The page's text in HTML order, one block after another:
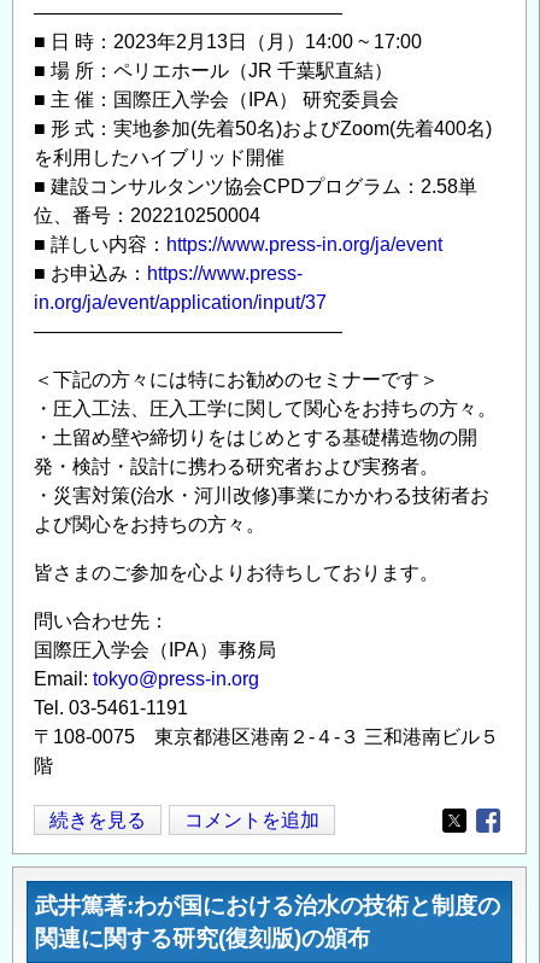
開
催）
の
————————————————
■ 日 時：2023年2月13日（月）14:00 ~ 17:00
■ 場 所：ペリエホール（JR 千葉駅直結）
■ 主 催：国際圧入学会（IPA） 研究委員会
■ 形 式：実地参加(先着50名)およびZoom(先着400名)
を利用したハイブリッド開催
■ 建設コンサルタンツ協会CPDプログラム：2.58単
位、番号：202210250004
■ 詳しい内容： https://www.press-in.org/ja/event
■ お申込み： https://www.press-
in.org/ja/event/application/input/37
————————————————
＜下記の方々には特にお勧めのセミナーです＞
・圧入工法、圧入工学に関して関心をお持ちの方々。
・土留め壁や締切りをはじめとする基礎構造物の開
発・検討・設計に携わる研究者および実務者。
・災害対策(治水・河川改修)事業にかかわる技術者お
よび関心をお持ちの方々。
皆さまのご参加を心よりお待ちしております。
問い合わせ先：
国際圧入学会（IPA）事務局
Email: tokyo@press-in.org
Tel. 03-5461-1191
〒108-0075 東京都港区港南２-４-３ 三和港南ビル５
階
圧
入
工
学
セ
続きを見る コメントを追加
Opens in
武井篤著:わが国における治水の技術と制度の
関連に関する研究(復刻版)の頒布